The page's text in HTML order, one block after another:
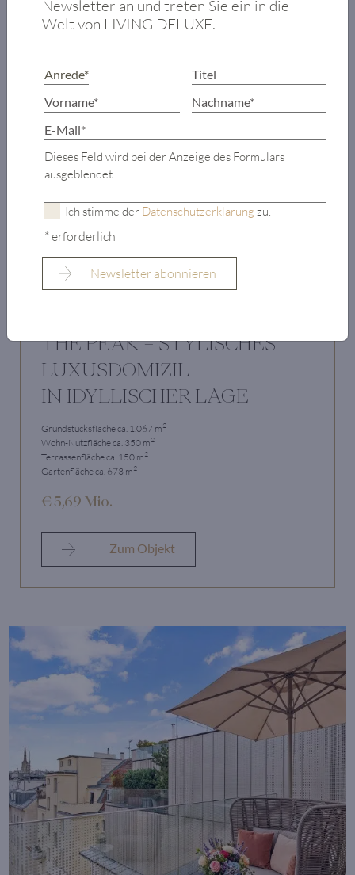
THE PEAK – STYLISCHES
LUXUSDOMIZIL
IN IDYLLISCHER LAGE
Grundstücksfläche ca. 1.067 m2
Wohn-Nutzfläche ca. 350 m2
Terrassenfläche ca. 150 m2
Gartenfläche ca. 673 m2
€ 5,69 Mio.
Zum Objekt
Newsletter an und treten Sie ein in die
Welt von LIVING DELUXE.
Dieses Feld wird bei der Anzeige des Formulars
ausgeblendet
Ich stimme der Datenschutzerklärung zu.
* erforderlich